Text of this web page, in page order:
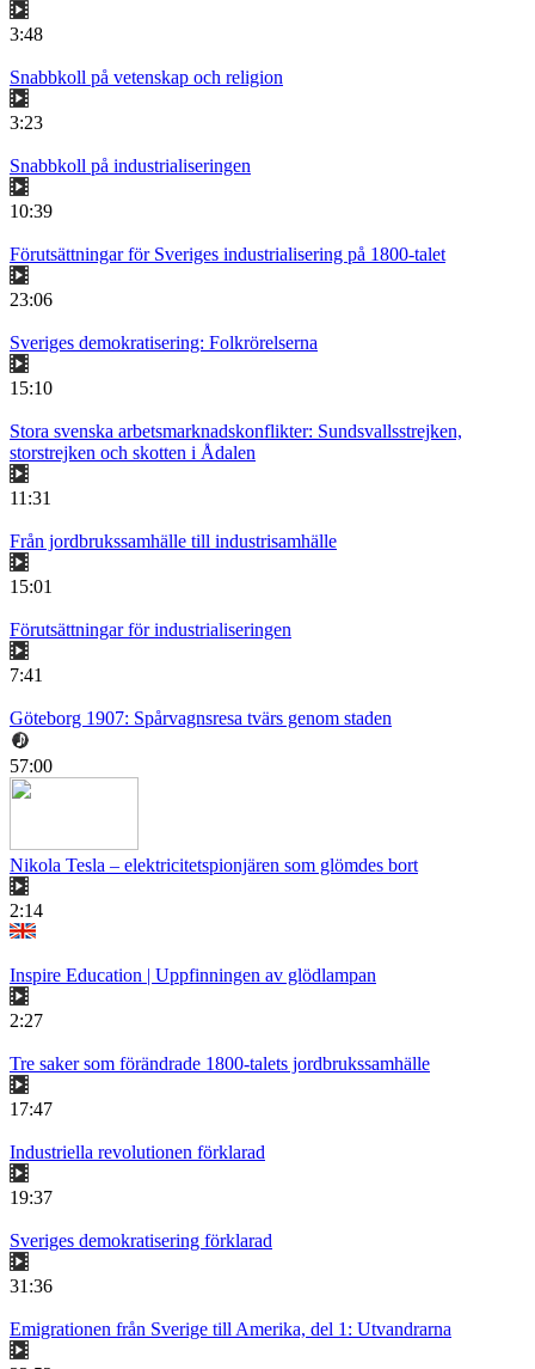
3:48
Snabbkoll på vetenskap och religion
3:23
Snabbkoll på industrialiseringen
10:39
Förutsättningar för Sveriges industrialisering på 1800-talet
23:06
Sveriges demokratisering: Folkrörelserna
15:10
Stora svenska arbetsmarknadskonflikter: Sundsvallsstrejken,
storstrejken och skotten i Ådalen
11:31
Från jordbrukssamhälle till industrisamhälle
15:01
Förutsättningar för industrialiseringen
7:41
Göteborg 1907: Spårvagnsresa tvärs genom staden
57:00
Nikola Tesla – elektricitetspionjären som glömdes bort
2:14
Inspire Education | Uppfinningen av glödlampan
2:27
Tre saker som förändrade 1800-talets jordbrukssamhälle
17:47
Industriella revolutionen förklarad
19:37
Sveriges demokratisering förklarad
31:36
Emigrationen från Sverige till Amerika, del 1: Utvandrarna